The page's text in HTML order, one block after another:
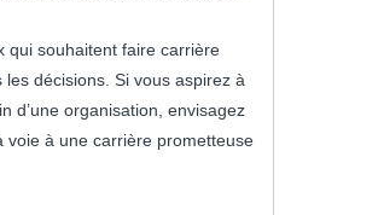
qui souhaitent faire carrière
décisions. Si vous aspirez à
d’une organisation, envisagez
voie à une carrière prometteuse